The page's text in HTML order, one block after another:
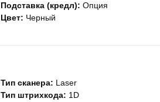
Подставка (кредл): Опция
Цвет: Черный
Тип сканера: Laser
Тип штрихкода: 1D